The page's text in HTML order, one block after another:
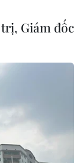
Giám đốc